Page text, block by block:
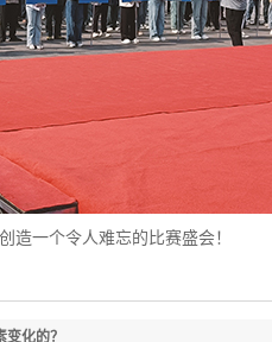
一个令人难忘的比赛盛会！
化的？